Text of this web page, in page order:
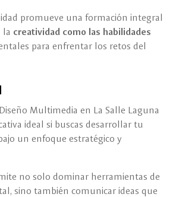
promueve una formación integral
la creatividad como las habilidades
para enfrentar los retos del
Multimedia en La Salle Laguna
ideal si buscas desarrollar tu
un enfoque estratégico y
no solo dominar herramientas de
sino también comunicar ideas que